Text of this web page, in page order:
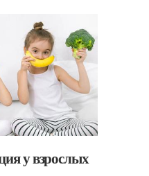
у взрослых